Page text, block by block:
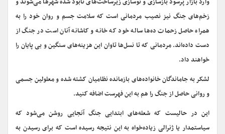
زخم‌های جنگ نیز نصیب مردمانی است که سلامت جسم و روان خود را به
همراه حاصل زحمات ده‌ها ساله خود که خانه و کاشانه آنان است در جنگ از
دست داده‌اند. مردمانی که تا نسل‌ها تاوان این هزینه‌های سنگین و بی پایان را
خواهند داد.
لشکر به جاماندگان خانواده‌های بازمانده نظامیان کشته شده و معلولین جسمی
و روانی حاصل از جنگ را هم به این فهرست اضافه کنید.
این در حالیست که شعله‌های ابتدایی جنگ آنجایی روشن می‌شود که
سیاستمدار یا ژنرالی زیاده‌خواه به این نتیجه رسیده است که برای رسیدن به